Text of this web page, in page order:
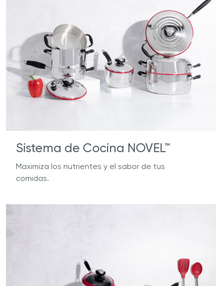
Sistema de Cocina NOVEL™
Maximiza los nutrientes y el sabor de tus
comidas.